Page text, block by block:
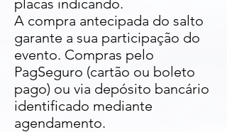
A compra antecipada do salto
garante a sua participação do
evento. Compras pelo
PagSeguro (cartão ou boleto
pago) ou via depósito bancário
identificado mediante
agendamento.